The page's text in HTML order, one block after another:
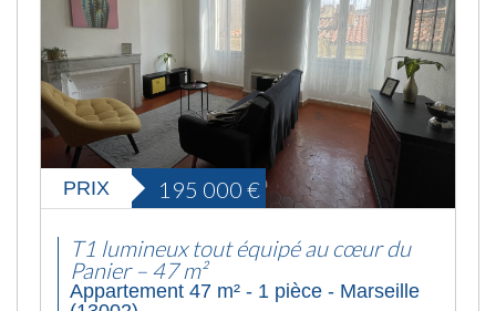
PRIX 195 000 €
T1 lumineux tout équipé au cœur du
Panier – 47 m²
Appartement 47 m² - 1 pièce - Marseille